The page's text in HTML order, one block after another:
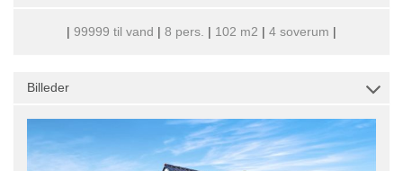
| 99999 til vand | 8 pers. | 102 m2 | 4 soverum |
Billeder